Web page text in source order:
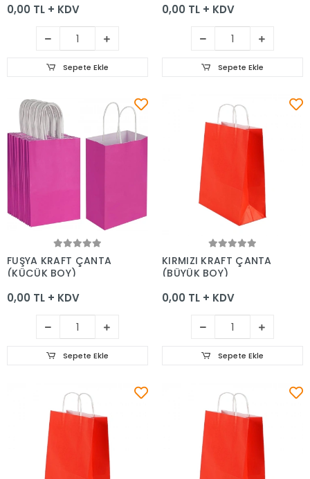
0,00 TL + KDV
Sepete Ekle
0,00 TL + KDV
Sepete Ekle
Sepete Ekle
FUŞYA KRAFT ÇANTA
(KÜÇÜK BOY)
0,00 TL + KDV
Sepete Ekle
Sepete Ekle
KIRMIZI KRAFT ÇANTA
(BÜYÜK BOY)
0,00 TL + KDV
Sepete Ekle